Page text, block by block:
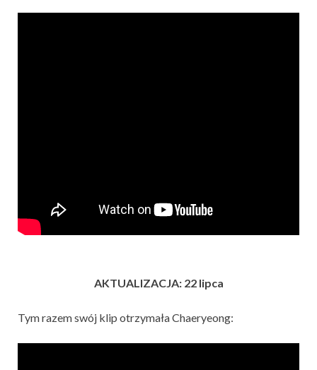
AKTUALIZACJA: 22 lipca
Tym razem swój klip otrzymała Chaeryeong: